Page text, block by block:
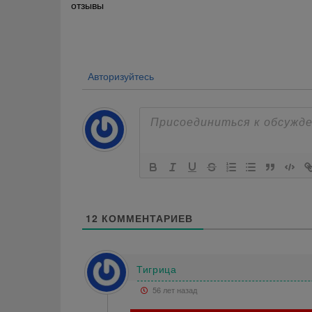
по
отзывы
Авторизуйтесь
12 КОММЕНТАРИЕВ
Тигрица
56 лет назад